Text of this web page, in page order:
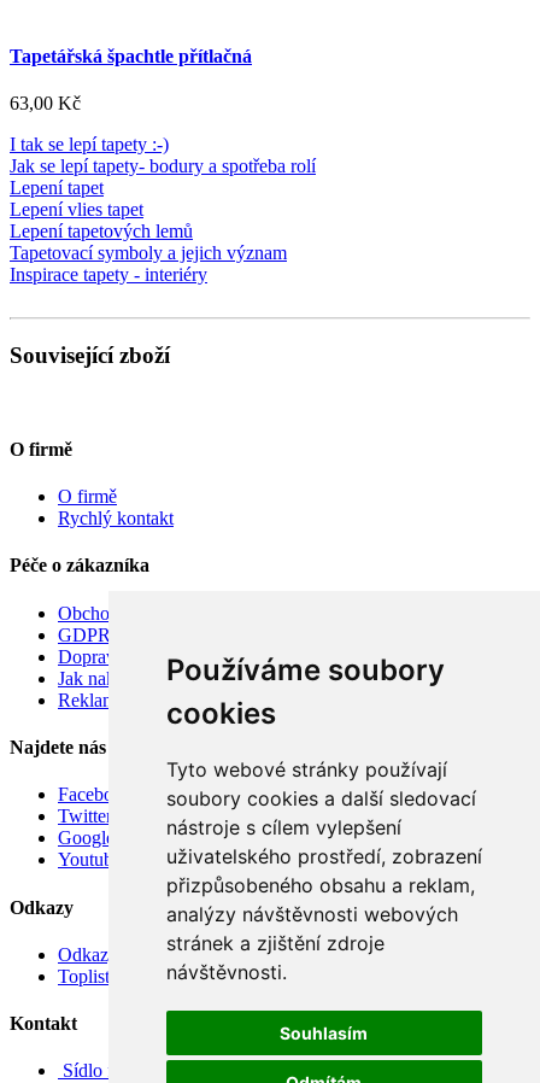
Používáme soubory
cookies
Tyto webové stránky používají
soubory cookies a další sledovací
nástroje s cílem vylepšení
uživatelského prostředí, zobrazení
přizpůsobeného obsahu a reklam,
analýzy návštěvnosti webových
stránek a zjištění zdroje
návštěvnosti.
Souhlasím
Tapetářská špachtle přítlačná
63,00 Kč
I tak se lepí tapety :-)
Jak se lepí tapety- bodury a spotřeba rolí
Lepení tapet
Lepení vlies tapet
Lepení tapetových lemů
Tapetovací symboly a jejich význam
Inspirace tapety - interiéry
Související zboží
O firmě
O firmě
Rychlý kontakt
Péče o zákazníka
Obchodní podmínky
GDPR
Doprava
Jak nakupovat
Reklamace
Najdete nás
Facebook
Twitter
Google
Youtube
Odkazy
Odkazy
Toplist
Kontakt
Sídlo firmy: Boženy Němcové 739/1, Svitavy 568 02, CZ